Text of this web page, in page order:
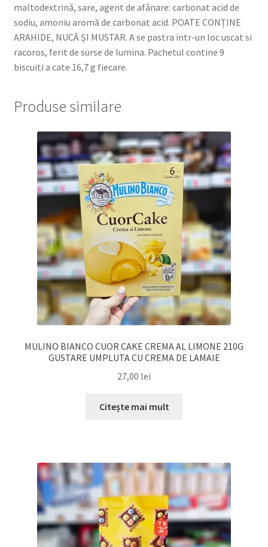
maltodextrină, sare, agent de afânare: carbonat acid de
sodiu, amoniu aromă de carbonat acid. POATE CONȚINE
ARAHIDE, NUCĂ ȘI MUSTAR. A se pastra intr-un loc uscat si
racoros, ferit de surse de lumina. Pachetul contine 9
biscuiti a cate 16,7 g fiecare.
Produse similare
MULINO BIANCO CUOR CAKE CREMA AL LIMONE 210G
GUSTARE UMPLUTA CU CREMA DE LAMAIE
27,00 lei
Citește mai mult